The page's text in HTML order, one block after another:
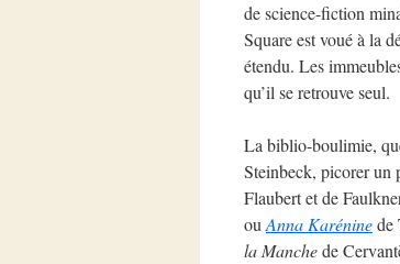
de science-fiction
Square est voué à la
étendu. Les
qu’il se retrouve seul.
La biblio-boulimie,
Steinbeck, picorer un
Flaubert et de
ou Anna Karéninede
la Manchede